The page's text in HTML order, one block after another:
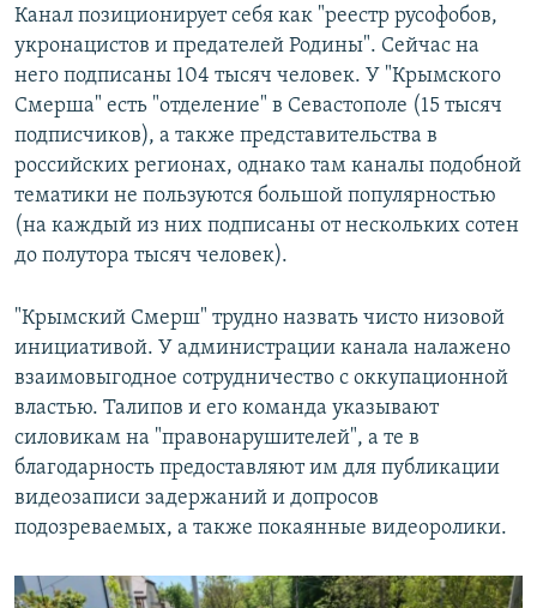
Канал позиционирует себя как "реестр русофобов,
укронацистов и предателей Родины". Сейчас на
него подписаны 104 тысяч человек. У "Крымского
Смерша" есть "отделение" в Севастополе (15 тысяч
подписчиков), а также представительства в
российских регионах, однако там каналы подобной
тематики не пользуются большой популярностью
(на каждый из них подписаны от нескольких сотен
до полутора тысяч человек).
"Крымский Смерш" трудно назвать чисто низовой
инициативой. У администрации канала налажено
взаимовыгодное сотрудничество с оккупационной
властью. Талипов и его команда указывают
силовикам на "правонарушителей", а те в
благодарность предоставляют им для публикации
видеозаписи задержаний и допросов
подозреваемых, а также покаянные видеоролики.